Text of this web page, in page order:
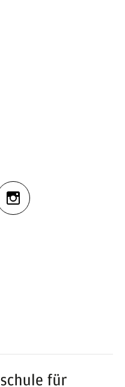
INSTAGRAM